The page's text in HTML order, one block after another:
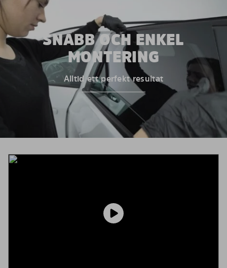
SNABB OCH ENKEL
MONTERING
Alltid ett perfekt resultat